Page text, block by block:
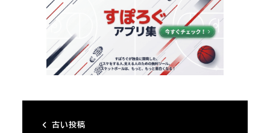
古い投稿